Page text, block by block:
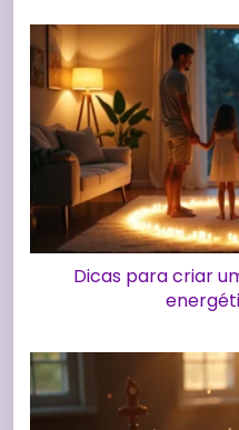
Dicas para criar